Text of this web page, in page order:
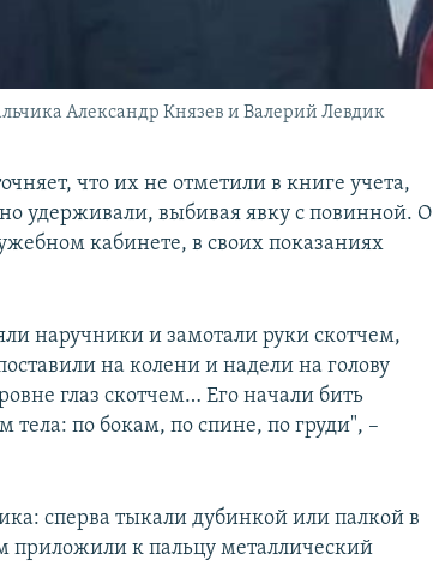
Александр Князев и Валерий Левдик
что их не отметили в книге учета,
удерживали, выбивая явку с повинной. О
кабинете, в своих показаниях
наручники и замотали руки скотчем,
на колени и надели на голову
глаз скотчем… Его начали бить
по бокам, по спине, по груди", –
сперва тыкали дубинкой или палкой в
приложили к пальцу металлический